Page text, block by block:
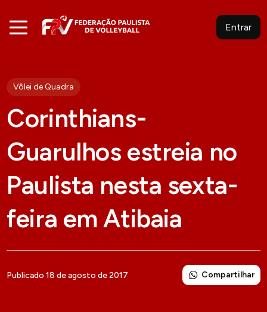
Entrar
Vôlei de Quadra
Corinthians-
Guarulhos estreia no
Paulista nesta sexta-
feira em Atibaia
Publicado 18 de agosto de 2017 Compartilhar